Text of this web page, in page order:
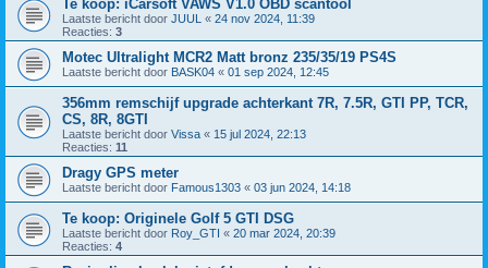
Te koop: iCarsoft VAWS V1.0 OBD scantool
Laatste bericht door JUUL « 24 nov 2024, 11:39
Reacties: 3
Motec Ultralight MCR2 Matt bronz 235/35/19 PS4S
Laatste bericht door BASK04 « 01 sep 2024, 12:45
356mm remschijf upgrade achterkant 7R, 7.5R, GTI PP, TCR,
CS, 8R, 8GTI
Laatste bericht door Vissa « 15 jul 2024, 22:13
Reacties: 11
Dragy GPS meter
Laatste bericht door Famous1303 « 03 jun 2024, 14:18
Te koop: Originele Golf 5 GTI DSG
Laatste bericht door Roy_GTI « 20 mar 2024, 20:39
Reacties: 4